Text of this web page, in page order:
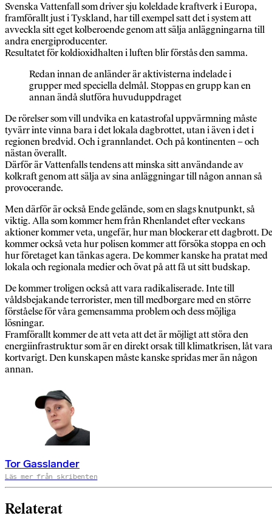
Svenska Vattenfall som driver sju koleldade kraftverk i Europa,
framförallt just i Tyskland, har till exempel satt det i system att
avveckla sitt eget kolberoende genom att sälja anläggningarna till
andra energiproducenter.
Resultatet för koldioxidhalten i luften blir förstås den samma.
Redan innan de anländer är aktivisterna indelade i
grupper med speciella delmål. Stoppas en grupp kan en
annan ändå slutföra huvuduppdraget
De rörelser som vill undvika en katastrofal uppvärmning måste
tyvärr inte vinna bara i det lokala dagbrottet, utan i även i det i
regionen bredvid. Och i grannlandet. Och på kontinenten – och
nästan överallt.
Därför är Vattenfalls tendens att minska sitt användande av
kolkraft genom att sälja av sina anläggningar till någon annan så
provocerande.
Men därför är också Ende gelände, som en slags knutpunkt, så
viktig. Alla som kommer hem från Rhenlandet efter veckans
aktioner kommer veta, ungefär, hur man blockerar ett dagbrott. De
kommer också veta hur polisen kommer att försöka stoppa en och
hur företaget kan tänkas agera. De kommer kanske ha pratat med
lokala och regionala medier och övat på att få ut sitt budskap.
De kommer troligen också att vara radikaliserade. Inte till
våldsbejakande terrorister, men till medborgare med en större
förståelse för våra gemensamma problem och dess möjliga
lösningar.
Framförallt kommer de att veta att det är möjligt att störa den
energiinfrastruktur som är en direkt orsak till klimatkrisen, låt vara
kortvarigt. Den kunskapen måste kanske spridas mer än någon
annan.
Tor Gasslander
Läs mer från skribenten
Relaterat